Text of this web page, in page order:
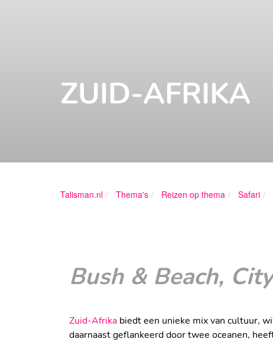
ZUID-AFRIKA
Talisman.nl Thema's Reizen op thema Safari
Bush & Beach,
Zuid-Afrika biedt een unieke mix van cultuur,
daarnaast geflankeerd door twee oceanen,